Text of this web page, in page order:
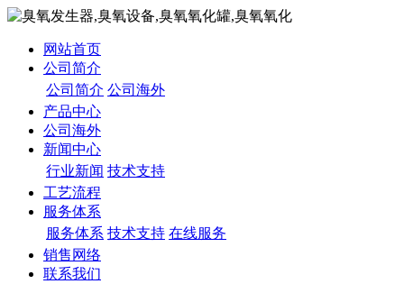
网站首页
公司简介
公司简介 公司海外
产品中心
公司海外
新闻中心
行业新闻 技术支持
工艺流程
服务体系
服务体系 技术支持 在线服务
销售网络
联系我们